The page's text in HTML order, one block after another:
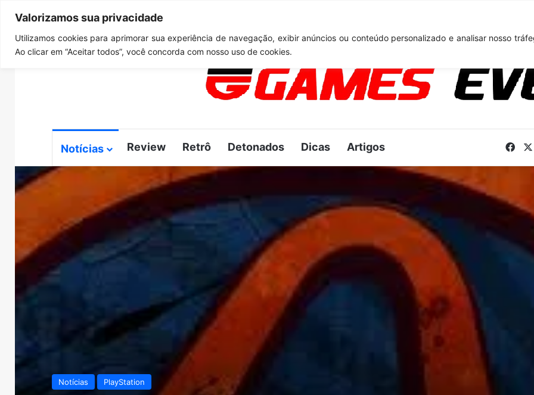
Valorizamos sua privacidade
Utilizamos cookies para aprimorar sua experiência de navegação, exibir anúncios ou conteúdo personalizado e analisar nosso
Ao clicar em “Aceitar todos”, você concorda com nosso uso de cookies.
quinta-feira, agosto 6 2026
Notícias Review Retrô Detonados Dicas Artigos
Notícias PlayStation